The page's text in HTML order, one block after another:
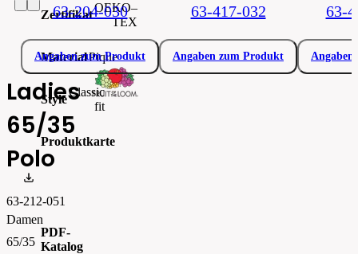
Ladies
65/35
Polo
63-212-051
Damen
65/35
Zertifikat
OEKO–
TEX
MaterialPique
Style
Classic
fit
Produktkarte
PDF-
Katalog
63-204-030
Angaben zum Produkt
63-417-032
Angaben zum Produkt
63-